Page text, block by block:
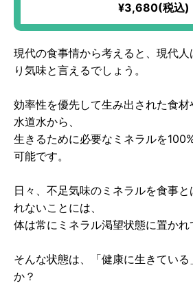
¥3,680(税込)
現代の食事情から考えると、現代
り気味と言えるでしょう。
効率性を優先して生み出された食
水道水から、
生きるために必要なミネラルを
可能です。
日々、不足気味のミネラルを食事
れないことには、
体は常にミネラル渇望状態に置かれ
そんな状態は、「健康に生きている
か？